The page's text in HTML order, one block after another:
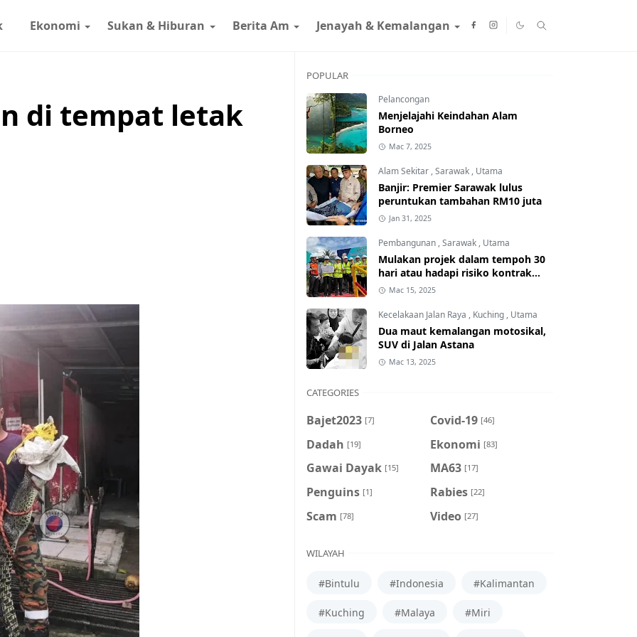
Ekonomi Sukan & Hiburan Berita Am Jenayah & Kemalangan
di tempat letak
POPULAR
Pelancongan
Menjelajahi Keindahan Alam
Borneo
Mac 7, 2025
Alam Sekitar ,Sarawak , Utama
Banjir: Premier Sarawak lulus
peruntukan tambahan RM10 juta
Jan 31, 2025
Pembangunan ,Sarawak , Utama
Mulakan projek dalam tempoh 30
hari atau hadapi risiko kontrak
ditamatkan
Mac 15, 2025
Kecelakaan Jalan Raya , Kuching , Utama
Dua maut kemalangan motosikal,
SUV di Jalan Astana
Mac 13, 2025
CATEGORIES
Bajet2023 [7] Covid-19 [46]
Dadah [19] Ekonomi [83]
Gawai Dayak [15] MA63 [17]
Penguins [1] Rabies [22]
Scam [78] Video [27]
WILAYAH
#Bintulu #Indonesia #Kalimantan
#Kuching #Malaya #Miri